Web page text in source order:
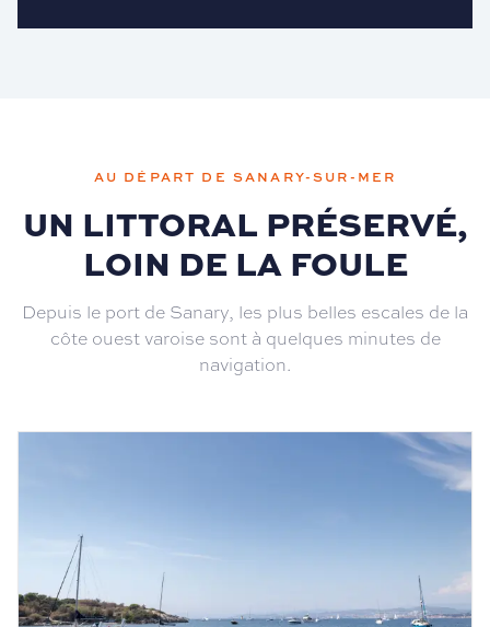
AU DÉPART DE SANARY-SUR-MER
UN LITTORAL PRÉSERVÉ,
LOIN DE LA FOULE
Depuis le port de Sanary, les plus belles escales de la
côte ouest varoise sont à quelques minutes de
navigation.